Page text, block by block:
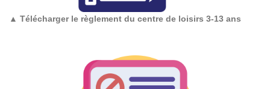
▲ Télécharger le règlement du centre de loisirs 3-13 ans